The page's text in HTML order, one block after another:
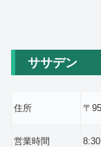
ササデン
住所 〒
営業時間